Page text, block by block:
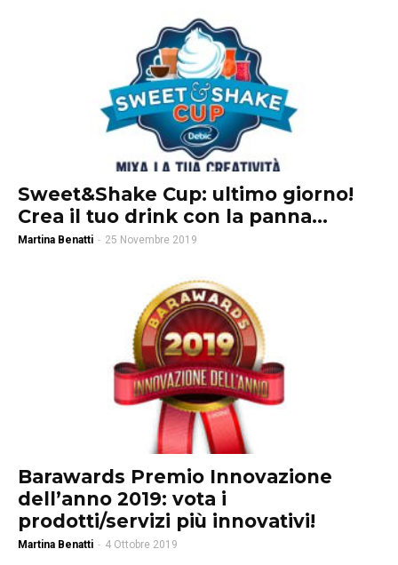
Sweet&Shake Cup: ultimo giorno!
Crea il tuo drink con la panna...
Martina Benatti - 25 Novembre 2019
Barawards Premio Innovazione
dell’anno 2019: vota i
prodotti/servizi più innovativi!
Martina Benatti - 4 Ottobre 2019